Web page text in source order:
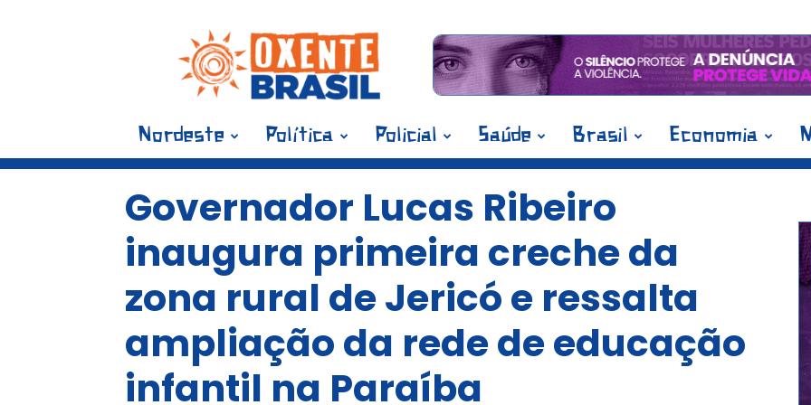
Blog
Oxente
Brasil
Nordeste Política Policial Saúde Brasil Economia
Governador Lucas Ribeiro
inaugura primeira creche da
zona rural de Jericó e ressalta
ampliação da rede de educação
infantil na Paraíba